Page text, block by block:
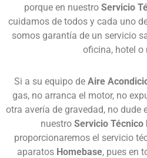
porque en nuestro Servicio
cuidamos de todos y cada uno
somos garantía de un servicio
oficina, hotel o
Si a su equipo de Aire
gas, no arranca el motor, no
otra avería de gravedad, no dude
nuestro Servicio Técnico
proporcionaremos el servicio
aparatos Homebase, pues en